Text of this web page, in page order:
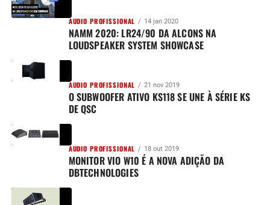
AUDIO PROFISSIONAL 14 jan 2020
NAMM 2020: LR24/90 DA ALCONS NA
LOUDSPEAKER SYSTEM SHOWCASE
AUDIO PROFISSIONAL 21 nov 2019
O SUBWOOFER ATIVO KS118 SE UNE À SÉRIE KS
DE QSC
AUDIO PROFISSIONAL 18 out 2019
MONITOR VIO W10 É A NOVA ADIÇÃO DA
DBTECHNOLOGIES